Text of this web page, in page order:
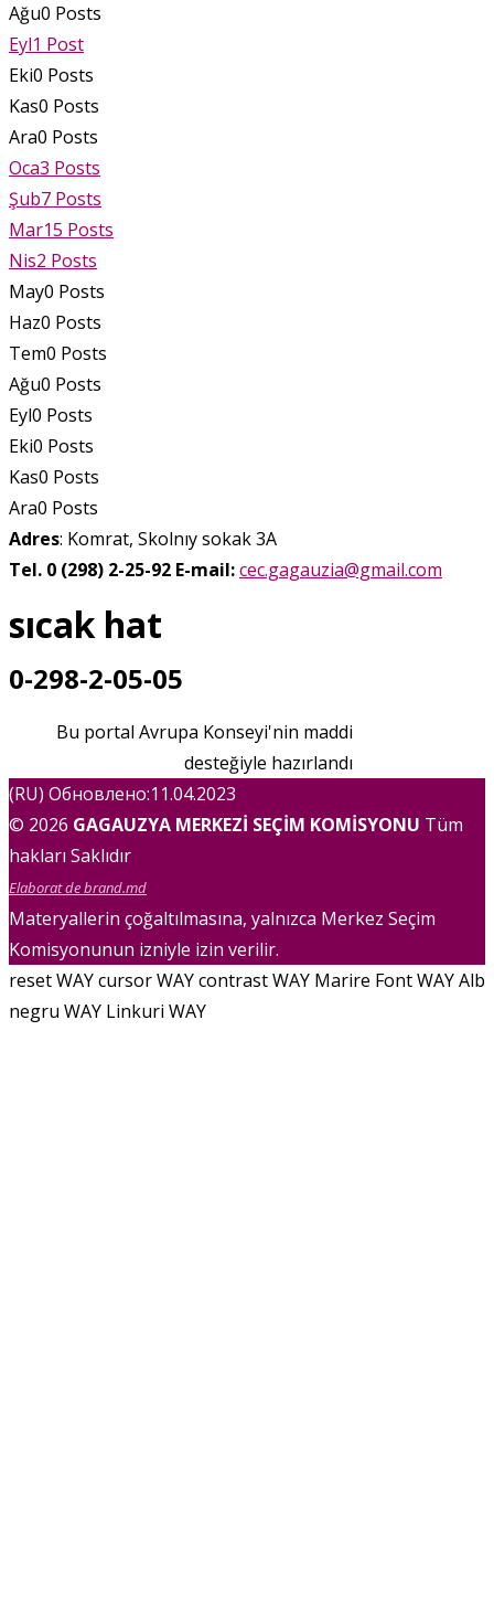
Ağu0 Posts
Eyl1 Post
Eki0 Posts
Kas0 Posts
Ara0 Posts
Oca3 Posts
Şub7 Posts
Mar15 Posts
Nis2 Posts
May0 Posts
Haz0 Posts
Tem0 Posts
Ağu0 Posts
Eyl0 Posts
Eki0 Posts
Kas0 Posts
Ara0 Posts
Adres: Komrat, Skolnıy sokak 3A
Tel. 0 (298) 2-25-92 E-mail:cec.gagauzia@gmail.com
sıcak hat
0-298-2-05-05
Bu portal Avrupa Konseyi'nin maddi
desteğiyle hazırlandı
(RU) Обновлено:11.04.2023
© 2026 GAGAUZYA MERKEZİ SEÇİM KOMİSYONU Tüm
hakları Saklıdır
Elaborat de brand.md
Materyallerin çoğaltılmasına, yalnızca Merkez Seçim
Komisyonunun izniyle izin verilir.
reset WAYcursor WAYcontrast WAY Marire Font WAYAlb
negru WAY Linkuri WAY